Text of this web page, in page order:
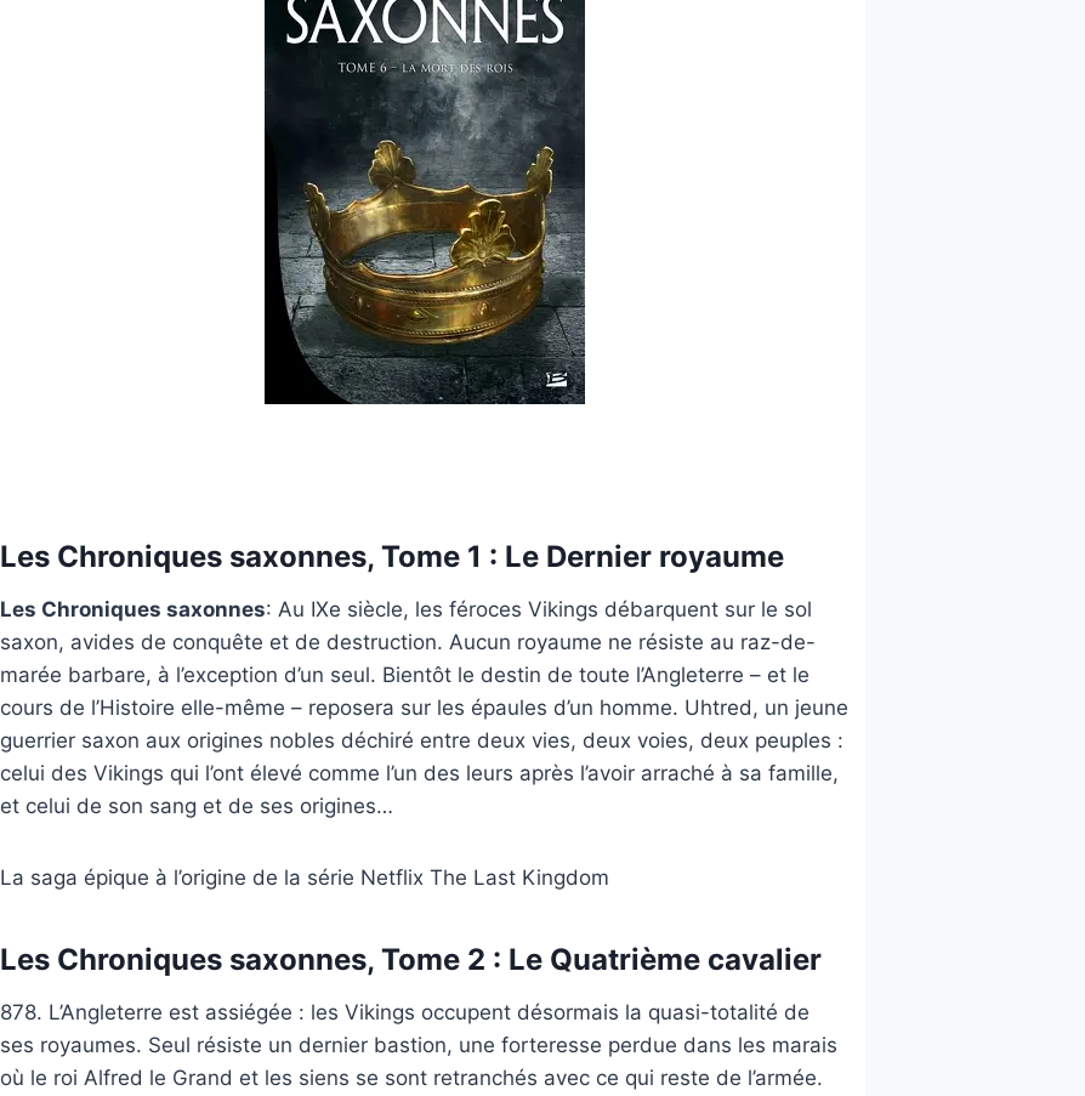
Les Chroniques saxonnes, Tome 1 : Le Dernier royaume
Les Chroniques saxonnes: Au IXe siècle, les féroces Vikings débarquent sur le sol
saxon, avides de conquête et de destruction. Aucun royaume ne résiste au raz-de-
marée barbare, à l’exception d’un seul. Bientôt le destin de toute l’Angleterre – et le
cours de l’Histoire elle-même – reposera sur les épaules d’un homme. Uhtred, un jeune
guerrier saxon aux origines nobles déchiré entre deux vies, deux voies, deux peuples :
celui des Vikings qui l’ont élevé comme l’un des leurs après l’avoir arraché à sa famille,
et celui de son sang et de ses origines…
La saga épique à l’origine de la série Netflix The Last Kingdom
Les Chroniques saxonnes, Tome 2 : Le Quatrième cavalier
878. L’Angleterre est assiégée : les Vikings occupent désormais la quasi-totalité de
ses royaumes. Seul résiste un dernier bastion, une forteresse perdue dans les marais
où le roi Alfred le Grand et les siens se sont retranchés avec ce qui reste de l’armée.